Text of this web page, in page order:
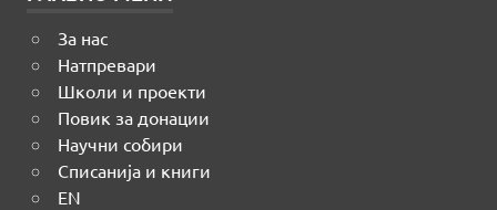
За нас
Натпревари
Школи и проекти
Повик за донации
Научни собири
Списанија и книги
EN